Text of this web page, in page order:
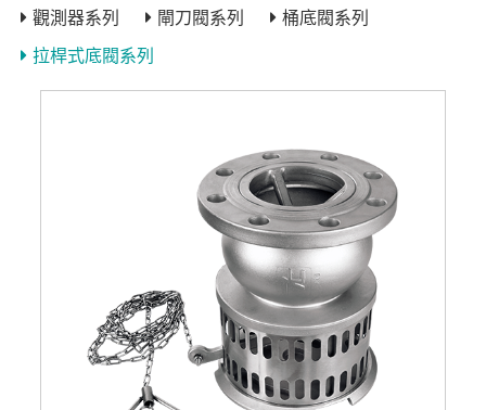
觀測器系列
閘刀閥系列
桶底閥系列
拉桿式底閥系列